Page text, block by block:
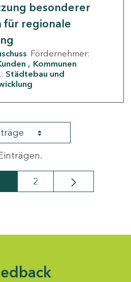
besonderer
für regionale
Fördernehmer:
Kommunen
Städtebau und
Seite
2